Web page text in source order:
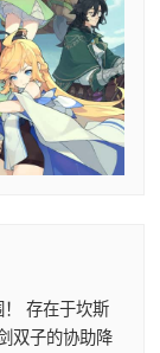
存在于坎斯
双子的协助降